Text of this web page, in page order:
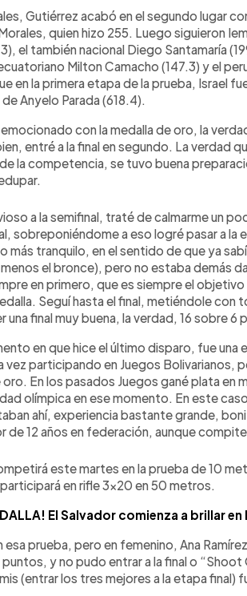
Gutiérrez acabó en el segundo lugar
quien hizo 255. Luego siguieron
el también nacional Diego Santamaría
Milton Camacho (147.3) y el
en la primera etapa de la prueba, Israel
Anyelo Parada (618.4).
con la medalla de oro, la
entré a la final en segundo. La verdad
la competencia, se tuvo buena
a la semifinal, traté de calmarme un
sobreponiéndome a eso logré pasar a
más tranquilo, en el sentido de que ya
menos el bronce), pero no estaba demás
en primero, que es siempre el
Seguí hasta el final, metiéndole con
una final muy buena, la verdad, 16 sobre
en que hice el último disparo, fue
vez participando en Juegos Bolivarianos,
oro. En los pasados Juegos gané plata en
olímpica en ese momento. En este
ahí, experiencia bastante grande,
de 12 años en federación, aunque
este martes en la prueba de 10
en rifle 3x20 en 50 metros.
El Salvador comienza a brillar
esa prueba, pero en femenino, Ana
y no pudo entrar a la final o
(entrar los tres mejores a la etapa final)